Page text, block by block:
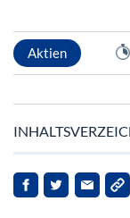
Aktien
Morphic